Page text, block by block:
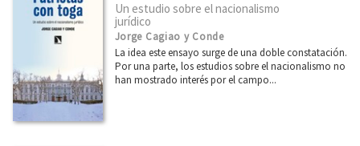
Un estudio sobre el nacionalismo
jurídico
Jorge Cagiao y Conde
La idea este ensayo surge de una doble constatación.
Por una parte, los estudios sobre el nacionalismo no
han mostrado interés por el campo...